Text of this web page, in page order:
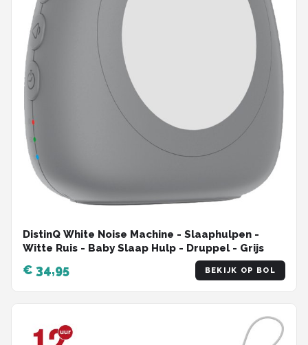
DistinQ White Noise Machine - Slaaphulpen -
Witte Ruis - Baby Slaap Hulp - Druppel - Grijs
€ 34,95 BEKIJK OP BOL